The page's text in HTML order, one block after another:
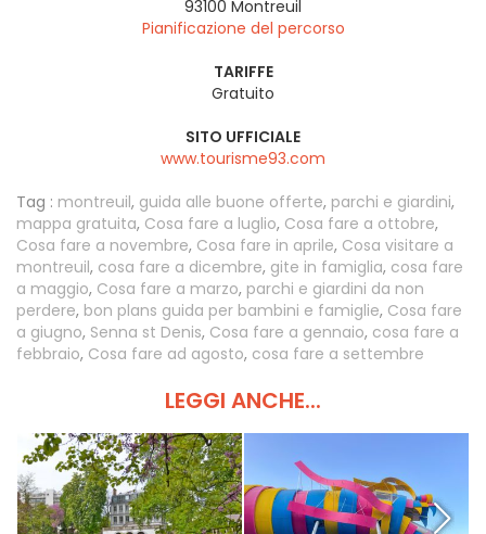
93100 Montreuil
Pianificazione del percorso
TARIFFE
Gratuito
SITO UFFICIALE
www.tourisme93.com
Tag : montreuil, guida alle buone offerte, parchi e giardini,
mappa gratuita, Cosa fare a luglio, Cosa fare a ottobre,
Cosa fare a novembre, Cosa fare in aprile, Cosa visitare a
montreuil, cosa fare a dicembre, gite in famiglia, cosa fare
a maggio, Cosa fare a marzo, parchi e giardini da non
perdere, bon plans guida per bambini e famiglie, Cosa fare
a giugno, Senna st Denis, Cosa fare a gennaio, cosa fare a
febbraio, Cosa fare ad agosto, cosa fare a settembre
LEGGI ANCHE...